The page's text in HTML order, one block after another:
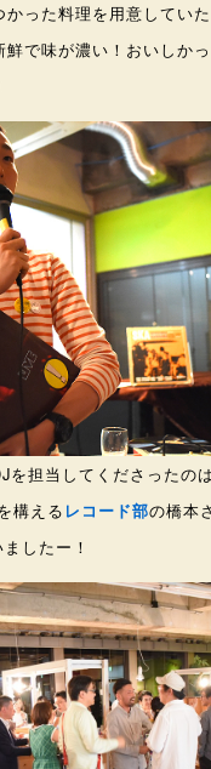
った料理を用意してい
で味が濃い！おいしか
を担当してくださったの
構える レコード部の橋本
したー！